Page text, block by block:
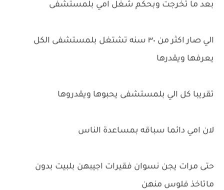
بعد ما تخرجت وبحكم شغل امي بلمستشفى
الي صار اكثر من ٣٠ سنه تشتغل بلمستشفى الكل
يعرفها ويقدرها
تقريبا كل الي بلمستشفى يحبوها ويقدروها
لان امي دائما سباقه بمساعدة الناس
حتى مرات يجن نسوان فقيرات اجيبهن بلبيت بدون
ماتاخذ فلوس منهن